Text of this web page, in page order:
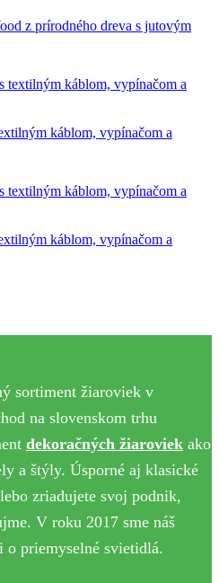
z prírodného dreva s jutovým
káblom, vypínačom a
káblom, vypínačom a
sortiment žiaroviek v
na slovenskom trhu
dekoračných žiaroviek ako
a štýly. Úsporné aj klasické
zriadujete svoj podnik,
V roku 2017 sme náš
priemyselné svietidlá.